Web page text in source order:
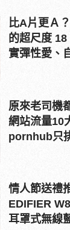
比A片更Ａ
的超尺度
實彈性愛、
原來老司機
網站流量10
pornhub只
情人節送禮
EDIFIER
耳罩式無線